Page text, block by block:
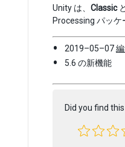
Unity は、 Classicと
Processing パッケ
2019–05–07
5.6 の新機能
Did you find